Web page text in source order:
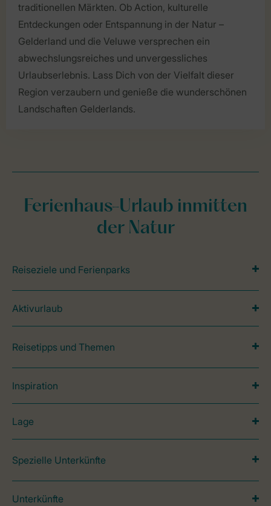
traditionellen Märkten. Ob Action, kulturelle
Entdeckungen oder Entspannung in der Natur –
Gelderland und die Veluwe versprechen ein
abwechslungsreiches und unvergessliches
Urlaubserlebnis. Lass Dich von der Vielfalt dieser
Region verzaubern und genieße die wunderschönen
Landschaften Gelderlands.
Ferienhaus-Urlaub inmitten
der Natur
Reiseziele und Ferienparks
Aktivurlaub
Reisetipps und Themen
Inspiration
Lage
Spezielle Unterkünfte
Unterkünfte